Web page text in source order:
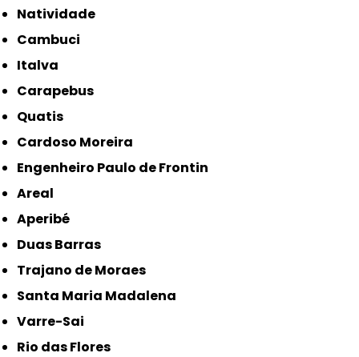
Natividade
Cambuci
Italva
Carapebus
Quatis
Cardoso Moreira
Engenheiro Paulo de Frontin
Areal
Aperibé
Duas Barras
Trajano de Moraes
Santa Maria Madalena
Varre-Sai
Rio das Flores